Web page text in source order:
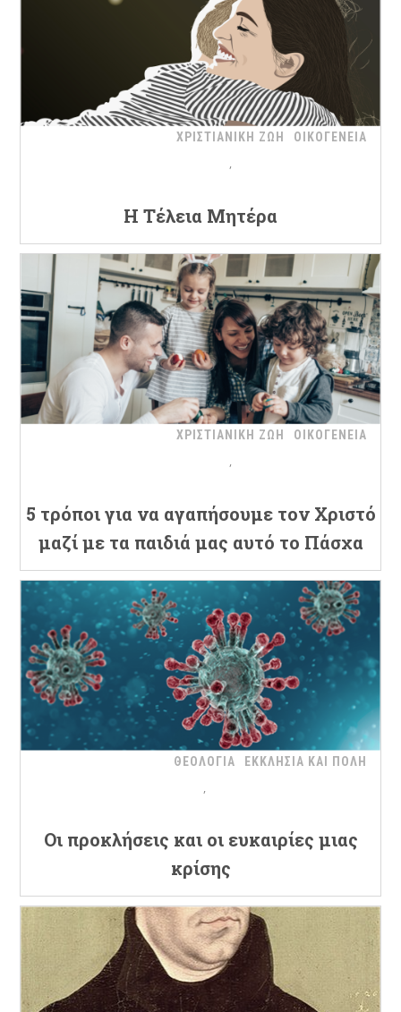
ΧΡΙΣΤΙΑΝΙΚΗ ΖΩΗ ΟΙΚΟΓΕΝΕΙΑ
Η Τέλεια Μητέρα
ΧΡΙΣΤΙΑΝΙΚΗ ΖΩΗ ΟΙΚΟΓΕΝΕΙΑ
5 τρόποι για να αγαπήσουμε τον Χριστό
μαζί με τα παιδιά μας αυτό το Πάσχα
ΘΕΟΛΟΓΙΑ ΕΚΚΛΗΣΙΑ ΚΑΙ ΠΟΛΗ
Oι προκλήσεις και οι ευκαιρίες μιας
κρίσης